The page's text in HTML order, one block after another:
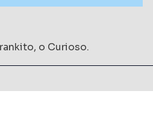
o Curioso.